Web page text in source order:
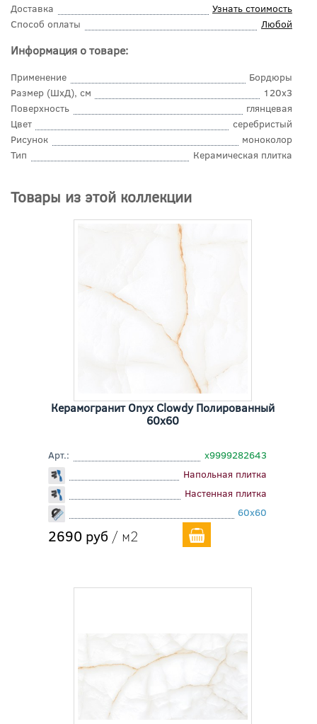
Доставка
Узнать стоимость
Способ оплаты
Любой
Информация о товаре:
Применение
Бордюры
Размер (ШхД), см
120x3
Поверхность
глянцевая
Цвет
серебристый
Рисунок
моноколор
Тип
Керамическая плитка
Товары из этой коллекции
Керамогранит Onyx Clowdy Полированный
60x60
Арт.:
х9999282643
Напольная плитка
Настенная плитка
60x60
2690 руб / м2